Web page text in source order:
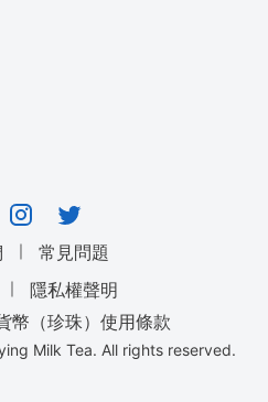
｜
常見問題
｜
隱私權聲明
幣（珍珠）使用條款
Milk Tea. All rights reserved.